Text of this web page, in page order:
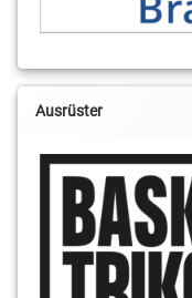
Ausrüster